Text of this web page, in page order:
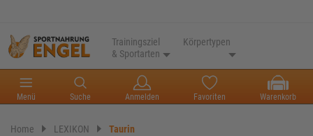
Trainingsziel
& Sportarten
Körpertypen
Menü Suche Anmelden Favoriten Warenkorb
Home LEXIKON Taurin